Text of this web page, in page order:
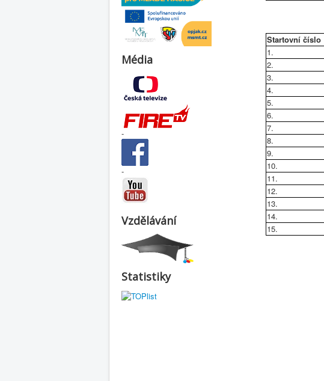
Média
-
-
Vzdělávání
Statistiky
Startovní číslo
1.
2.
3.
4.
5.
6.
7.
8.
9.
10.
11.
12.
13.
14.
15.